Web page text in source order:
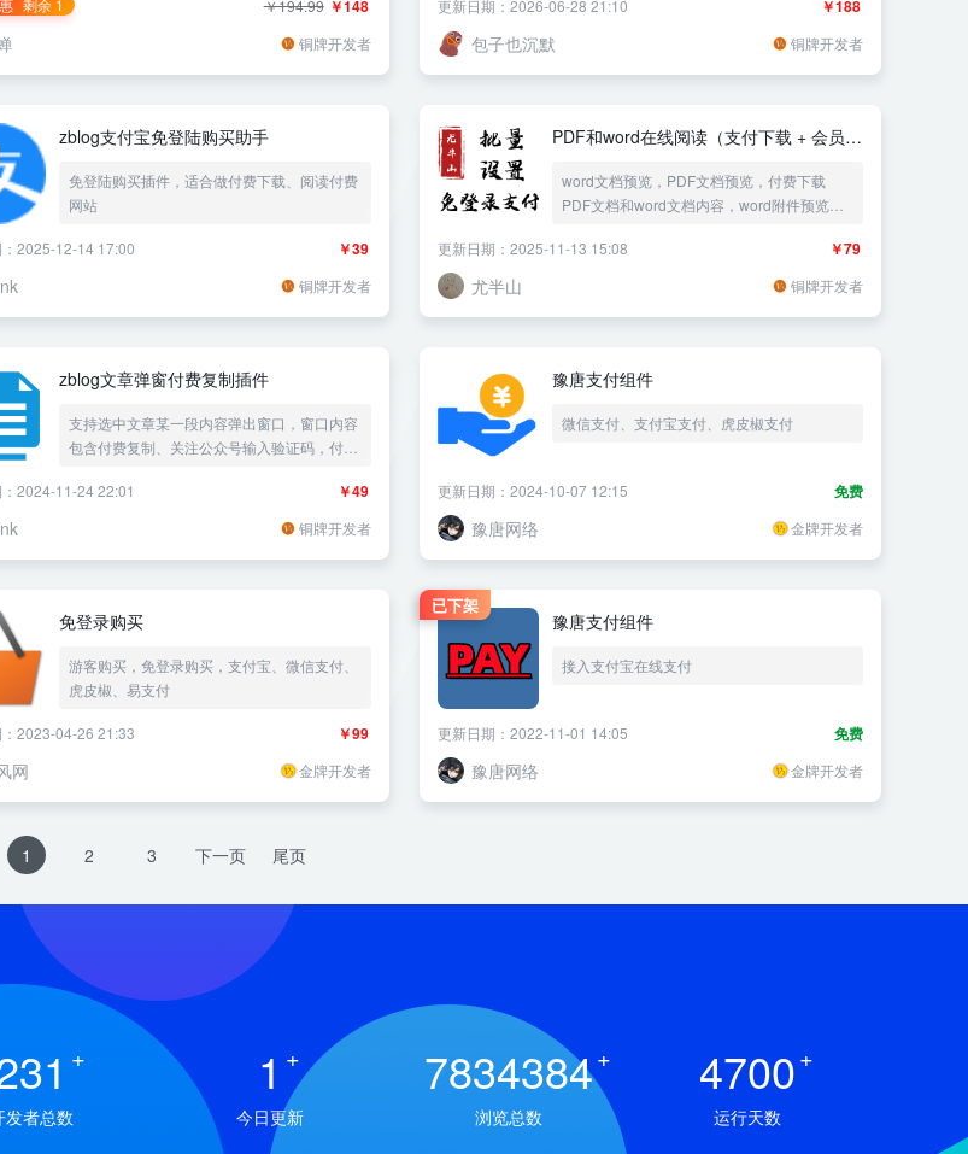
剩余 1 ￥148
￥194.99
铜牌开发者
￥188
更新日期：2026-06-28 21:10
包子也沉默 铜牌开发者
zblog支付宝免登陆购买助手
免登陆购买插件，适合做付费下载、阅读付费
网站
￥39
2025-12-14 17:00
铜牌开发者
PDF和word在线阅读（支付下载 + 会员下
word文档预览，PDF文档预览，付费下载
PDF文档和word文档内容，word附件预览，
宝当面付, 批量导入附件文章，word文档在线
预览，PDF文档在线预览，用户中心，会员阅
￥79
更新日期：2025-11-13 15:08
尤半山 铜牌开发者
zblog文章弹窗付费复制插件
支持选中文章某一段内容弹出窗口，窗口内容
包含付费复制、关注公众号输入验证码，付费
容
￥49
2024-11-24 22:01
铜牌开发者
豫唐支付组件
微信支付、支付宝支付、虎皮椒支付
免费
更新日期：2024-10-07 12:15
豫唐网络 金牌开发者
免登录购买
游客购买，免登录购买，支付宝、微信支付、
虎皮椒、易支付
￥99
2023-04-26 21:33
网 金牌开发者
已下架
豫唐支付组件
接入支付宝在线支付
免费
更新日期：2022-11-01 14:05
豫唐网络 金牌开发者
1 2 3 下一页 尾页
+
发者总数
1 +
今日更新
7834384+
浏览总数
4700+
运行天数